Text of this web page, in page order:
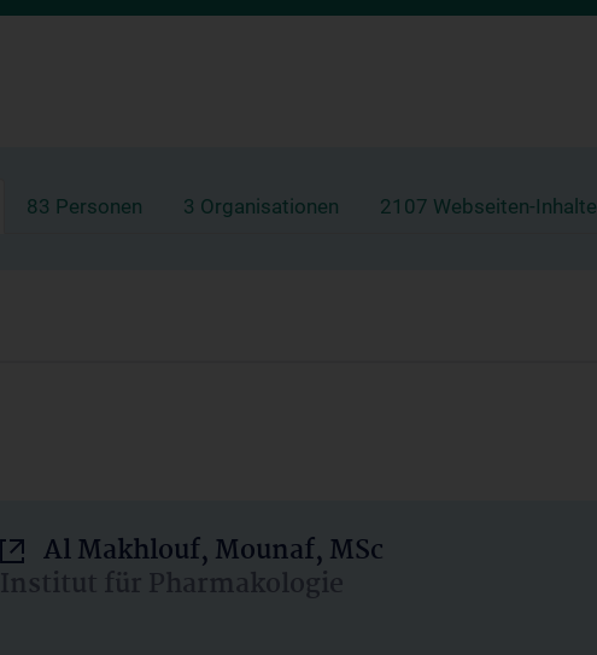
83 Personen 3 Organisationen 2107 Webseiten-Inhalte
Al Makhlouf, Mounaf, MSc
Institut für Pharmakologie